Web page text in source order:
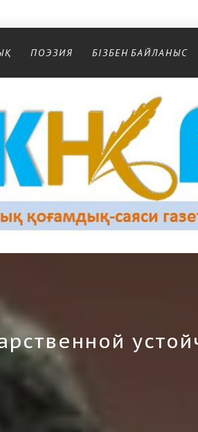
ПОЭЗИЯ БІЗБЕН БАЙЛАНЫС
қоғамдық-саяси газеті
САЯСИ ГАЗЕТІ